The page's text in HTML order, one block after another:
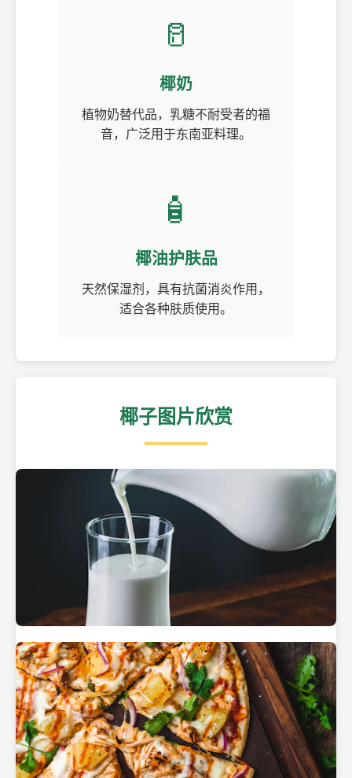
🥛
椰奶
植物奶替代品，乳糖不耐受者的福
音，广泛用于东南亚料理。
🧴
椰油护肤品
天然保湿剂，具有抗菌消炎作用，
适合各种肤质使用。
椰子图片欣赏
热带海滩上的椰子树